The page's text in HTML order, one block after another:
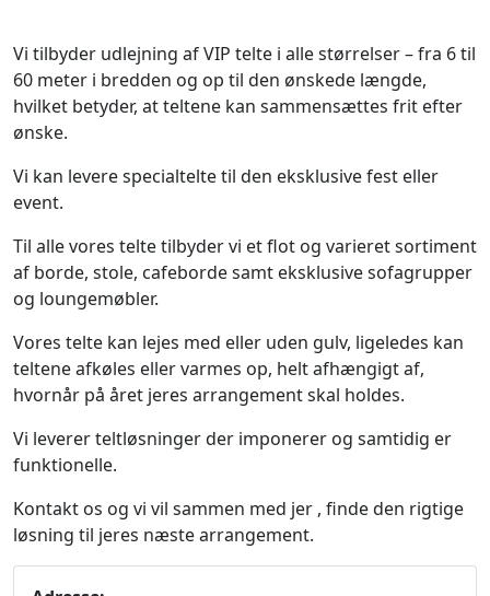
Vi tilbyder udlejning af VIP telte i alle størrelser – fra 6 til
60 meter i bredden og op til den ønskede længde,
hvilket betyder, at teltene kan sammensættes frit efter
ønske.
Vi kan levere specialtelte til den eksklusive fest eller
event.
Til alle vores telte tilbyder vi et flot og varieret sortiment
af borde, stole, cafeborde samt eksklusive sofagrupper
og loungemøbler.
Vores telte kan lejes med eller uden gulv, ligeledes kan
teltene afkøles eller varmes op, helt afhængigt af,
hvornår på året jeres arrangement skal holdes.
Vi leverer teltløsninger der imponerer og samtidig er
funktionelle.
Kontakt os og vi vil sammen med jer , finde den rigtige
løsning til jeres næste arrangement.